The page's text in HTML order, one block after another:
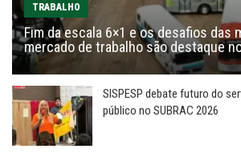
TRABALHO
Fim da escala 6×1 e os desafios das
mercado de trabalho são destaque
SISPESP debate futuro do
público no SUBRAC 2026